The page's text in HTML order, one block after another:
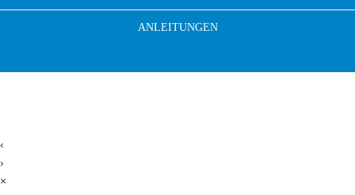
ANLEITUNGEN
‹
›
×